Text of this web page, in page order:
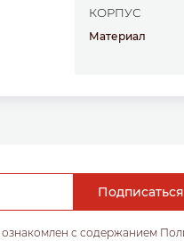
КОРПУС
Материал
с содержанием